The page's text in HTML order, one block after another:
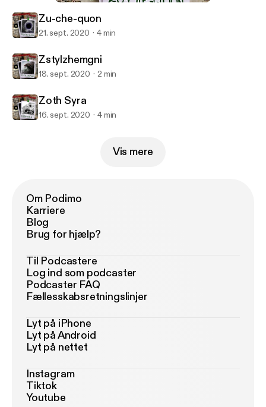
Monster in My Podcast
Zu-che-quon
21. sept. 2020 4 min
Zstylzhemgni
18. sept. 2020 2 min
Zoth Syra
16. sept. 2020 4 min
Vis mere
Om Podimo
Karriere
Blog
Brug for hjælp?
Til Podcastere
Log ind som podcaster
Podcaster FAQ
Fællesskabsretningslinjer
Lyt på iPhone
Lyt på Android
Lyt på nettet
Instagram
Tiktok
Youtube